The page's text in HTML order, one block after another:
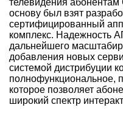
основу был взят
сертифицированный
комплекс. Надежность
дальнейшего
добавления новых
системой дистрибуции
которое позволяет
широкий спектр